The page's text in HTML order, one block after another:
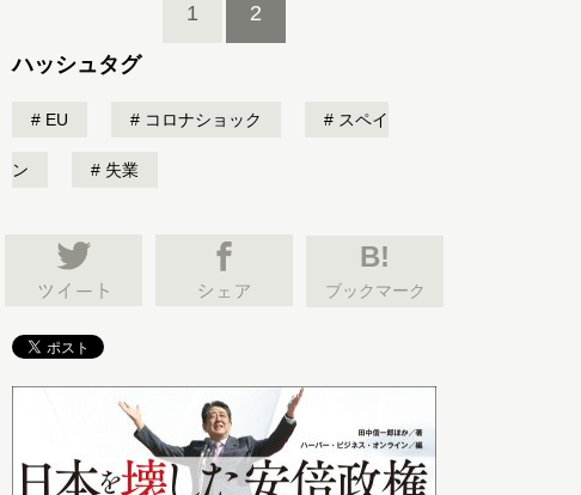
1 2
ハッシュタグ
EU コロナショック スペイ
ン 失業
B!
ブックマーク